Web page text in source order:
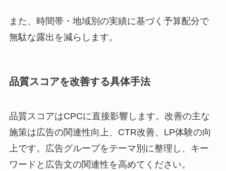
また、時間帯・地域別の実績に基づく予算配分で
無駄な露出を減らします。
品質スコアを改善する具体手法
品質スコアはCPCに直接影響します。改善の主な
施策は広告の関連性向上、CTR改善、LP体験の向
上です。広告グループをテーマ別に整理し、キー
ワードと広告文の関連性を高めてください。